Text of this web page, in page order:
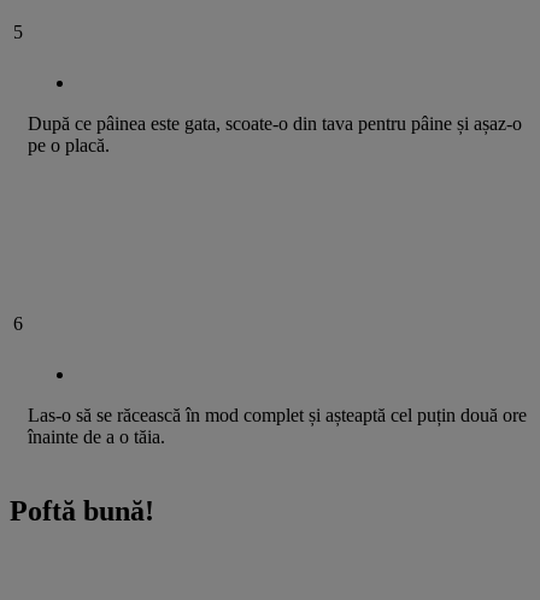
5
După ce pâinea este gata, scoate-o din tava pentru pâine și așaz-o
pe o placă.
6
Las-o să se răcească în mod complet și așteaptă cel puțin două ore
înainte de a o tăia.
Poftă bună!